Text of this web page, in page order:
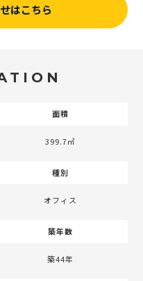
はこちら
面積
399.7㎡
種別
オフィス
築年数
築44年